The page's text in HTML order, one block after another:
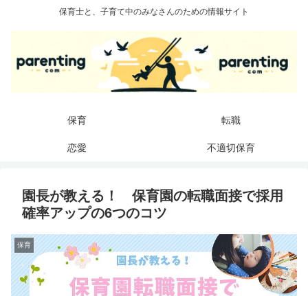
保育士と、子育て中のみなさんのための情報サイト
保育 転職
恋愛 不適切保育
園長が教える！ 保育園の転職面接で採用
確率アップの6つのコツ
保育